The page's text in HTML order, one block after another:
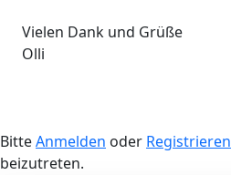
Vielen Dank und Grüße
Olli
BitteAnmelden oder Registrieren
beizutreten.